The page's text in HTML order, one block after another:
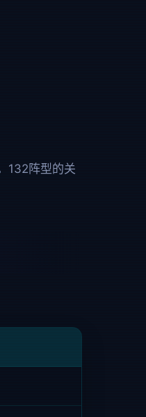
132阵型的关